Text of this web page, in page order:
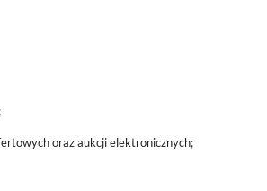
oraz aukcji elektronicznych;